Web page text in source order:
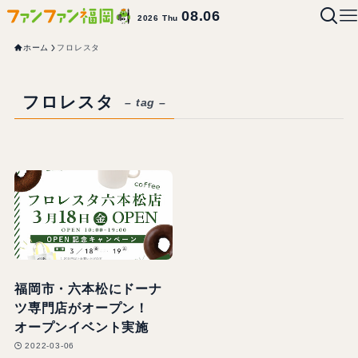
2026 Thu08.06
ホーム フロレスタ
フロレスタ – tag –
福岡市・六本松にドーナ
ツ専門店がオープン！
オープンイベント実施
2022-03-06